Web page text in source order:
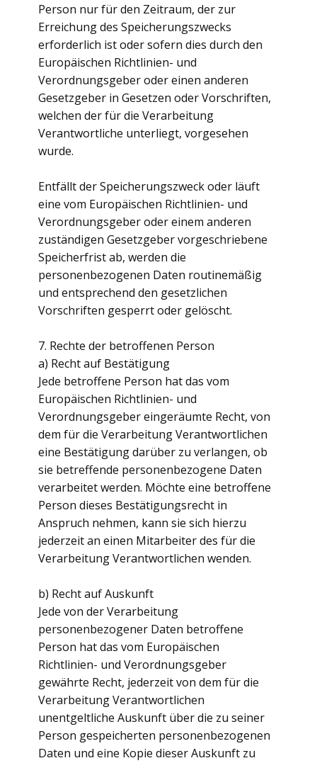
Person nur für den Zeitraum, der zur
Erreichung des Speicherungszwecks
erforderlich ist oder sofern dies durch den
Europäischen Richtlinien- und
Verordnungsgeber oder einen anderen
Gesetzgeber in Gesetzen oder Vorschriften,
welchen der für die Verarbeitung
Verantwortliche unterliegt, vorgesehen
wurde.
Entfällt der Speicherungszweck oder läuft
eine vom Europäischen Richtlinien- und
Verordnungsgeber oder einem anderen
zuständigen Gesetzgeber vorgeschriebene
Speicherfrist ab, werden die
personenbezogenen Daten routinemäßig
und entsprechend den gesetzlichen
Vorschriften gesperrt oder gelöscht.
7. Rechte der betroffenen Person
a) Recht auf Bestätigung
Jede betroffene Person hat das vom
Europäischen Richtlinien- und
Verordnungsgeber eingeräumte Recht, von
dem für die Verarbeitung Verantwortlichen
eine Bestätigung darüber zu verlangen, ob
sie betreffende personenbezogene Daten
verarbeitet werden. Möchte eine betroffene
Person dieses Bestätigungsrecht in
Anspruch nehmen, kann sie sich hierzu
jederzeit an einen Mitarbeiter des für die
Verarbeitung Verantwortlichen wenden.
b) Recht auf Auskunft
Jede von der Verarbeitung
personenbezogener Daten betroffene
Person hat das vom Europäischen
Richtlinien- und Verordnungsgeber
gewährte Recht, jederzeit von dem für die
Verarbeitung Verantwortlichen
unentgeltliche Auskunft über die zu seiner
Person gespeicherten personenbezogenen
Daten und eine Kopie dieser Auskunft zu